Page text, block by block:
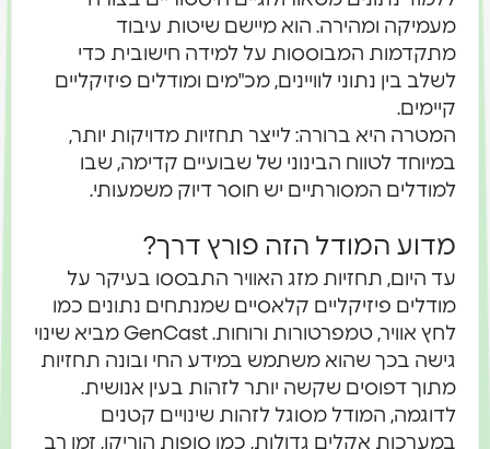
מעמיקה ומהירה. הוא מיישם שיטות עיבוד
מתקדמות המבוססות על למידה חישובית כדי
לשלב בין נתוני לוויינים, מכ"מים ומודלים פיזיקליים
קיימים.
המטרה היא ברורה: לייצר תחזיות מדויקות יותר,
במיוחד לטווח הבינוני של שבועיים קדימה, שבו
למודלים המסורתיים יש חוסר דיוק משמעותי.
מדוע המודל הזה פורץ דרך?
עד היום, תחזיות מזג האוויר התבססו בעיקר על
מודלים פיזיקליים קלאסיים שמנתחים נתונים כמו
לחץ אוויר, טמפרטורות ורוחות. GenCast מביא שינוי
גישה בכך שהוא משתמש במידע החי ובונה תחזיות
מתוך דפוסים שקשה יותר לזהות בעין אנושית.
לדוגמה, המודל מסוגל לזהות שינויים קטנים
במערכות אקלים גדולות, כמו סופות הוריקן, זמן רב